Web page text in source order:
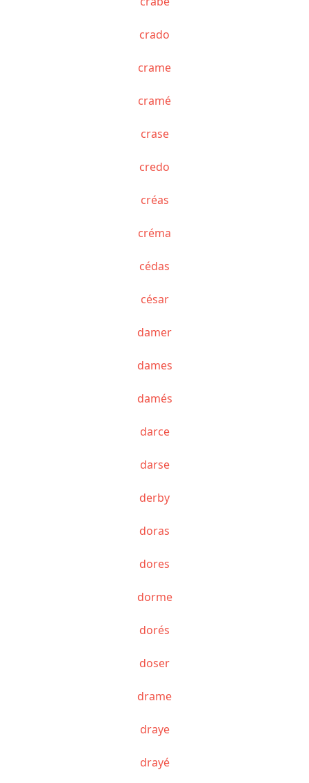
crado
crame
cramé
crase
credo
créas
créma
cédas
césar
damer
dames
damés
darce
darse
derby
doras
dores
dorme
dorés
doser
drame
draye
drayé